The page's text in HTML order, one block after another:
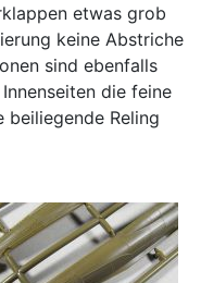
etwas grob
keine Abstriche
sind ebenfalls
die feine
Reling